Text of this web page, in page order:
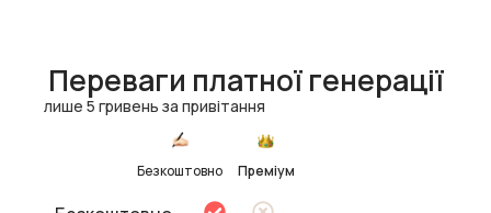
Переваги платної генерації
лише 5 гривень за привітання
Безкоштовно Преміум